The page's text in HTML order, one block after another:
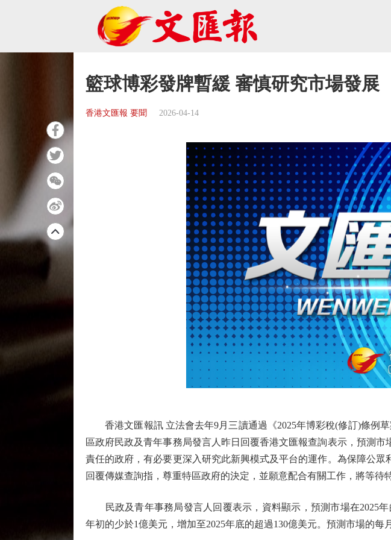
籃球博彩發牌暫緩 審慎研究市場發展
香港文匯報 要聞 2026-04-14
香港文匯報訊 立法會去年9月三讀通過《2025年博彩稅(修訂)條例
區政府民政及青年事務局發言人昨日回覆香港文匯報查詢表示，預測
責任的政府，有必要更深入研究此新興模式及平台的運作。為保障公
回覆傳媒查詢指，尊重特區政府的決定，並願意配合有關工作，將等待
民政及青年事務局發言人回覆表示，資料顯示，預測市場在2025年
年初的少於1億美元，增加至2025年底的超過130億美元。預測市場的